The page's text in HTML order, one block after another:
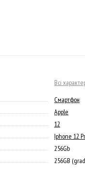
Всі
Смартфон
Apple
12
Iphone 12
256Gb
256GB